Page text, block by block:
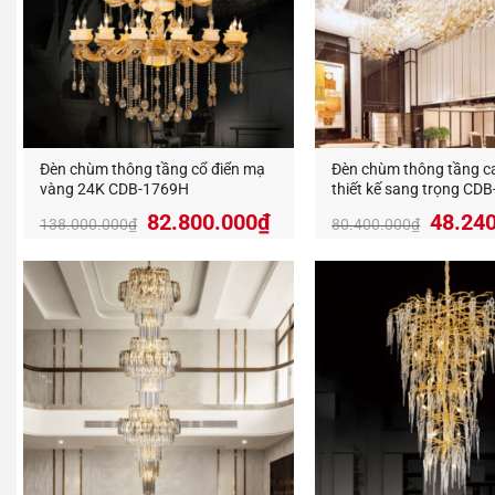
Đèn chùm thông tầng cổ điển mạ
vàng 24K CDB-1769H
138.000.000₫
Giá
là:
138.000.000₫.
82.800.000₫Giá
hiện
tại
là:
82.800.000₫.
Đèn chùm thông tầng
thiết kế sang trọng
80.400.000₫ Giá
là: